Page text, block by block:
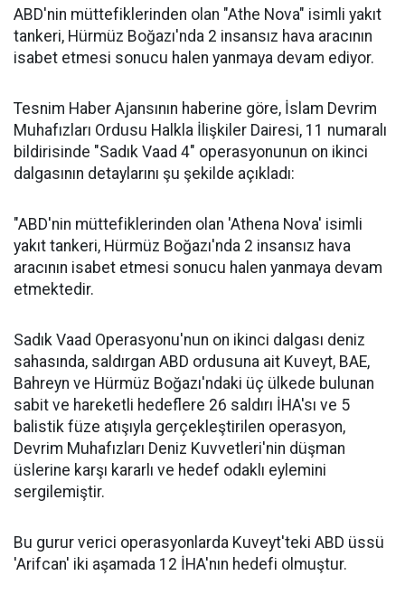
ABD'nin müttefiklerinden olan "Athe Nova" isimli yakıt
tankeri, Hürmüz Boğazı'nda 2 insansız hava aracının
isabet etmesi sonucu halen yanmaya devam ediyor.
Tesnim Haber Ajansının haberine göre, İslam Devrim
Muhafızları Ordusu Halkla İlişkiler Dairesi, 11 numaralı
bildirisinde "Sadık Vaad 4" operasyonunun on ikinci
dalgasının detaylarını şu şekilde açıkladı:
"ABD'nin müttefiklerinden olan 'Athena Nova' isimli
yakıt tankeri, Hürmüz Boğazı'nda 2 insansız hava
aracının isabet etmesi sonucu halen yanmaya devam
etmektedir.
Sadık Vaad Operasyonu'nun on ikinci dalgası deniz
sahasında, saldırgan ABD ordusuna ait Kuveyt, BAE,
Bahreyn ve Hürmüz Boğazı'ndaki üç ülkede bulunan
sabit ve hareketli hedeflere 26 saldırı İHA'sı ve 5
balistik füze atışıyla gerçekleştirilen operasyon,
Devrim Muhafızları Deniz Kuvvetleri'nin düşman
üslerine karşı kararlı ve hedef odaklı eylemini
sergilemiştir.
Bu gurur verici operasyonlarda Kuveyt'teki ABD üssü
'Arifcan' iki aşamada 12 İHA'nın hedefi olmuştur.